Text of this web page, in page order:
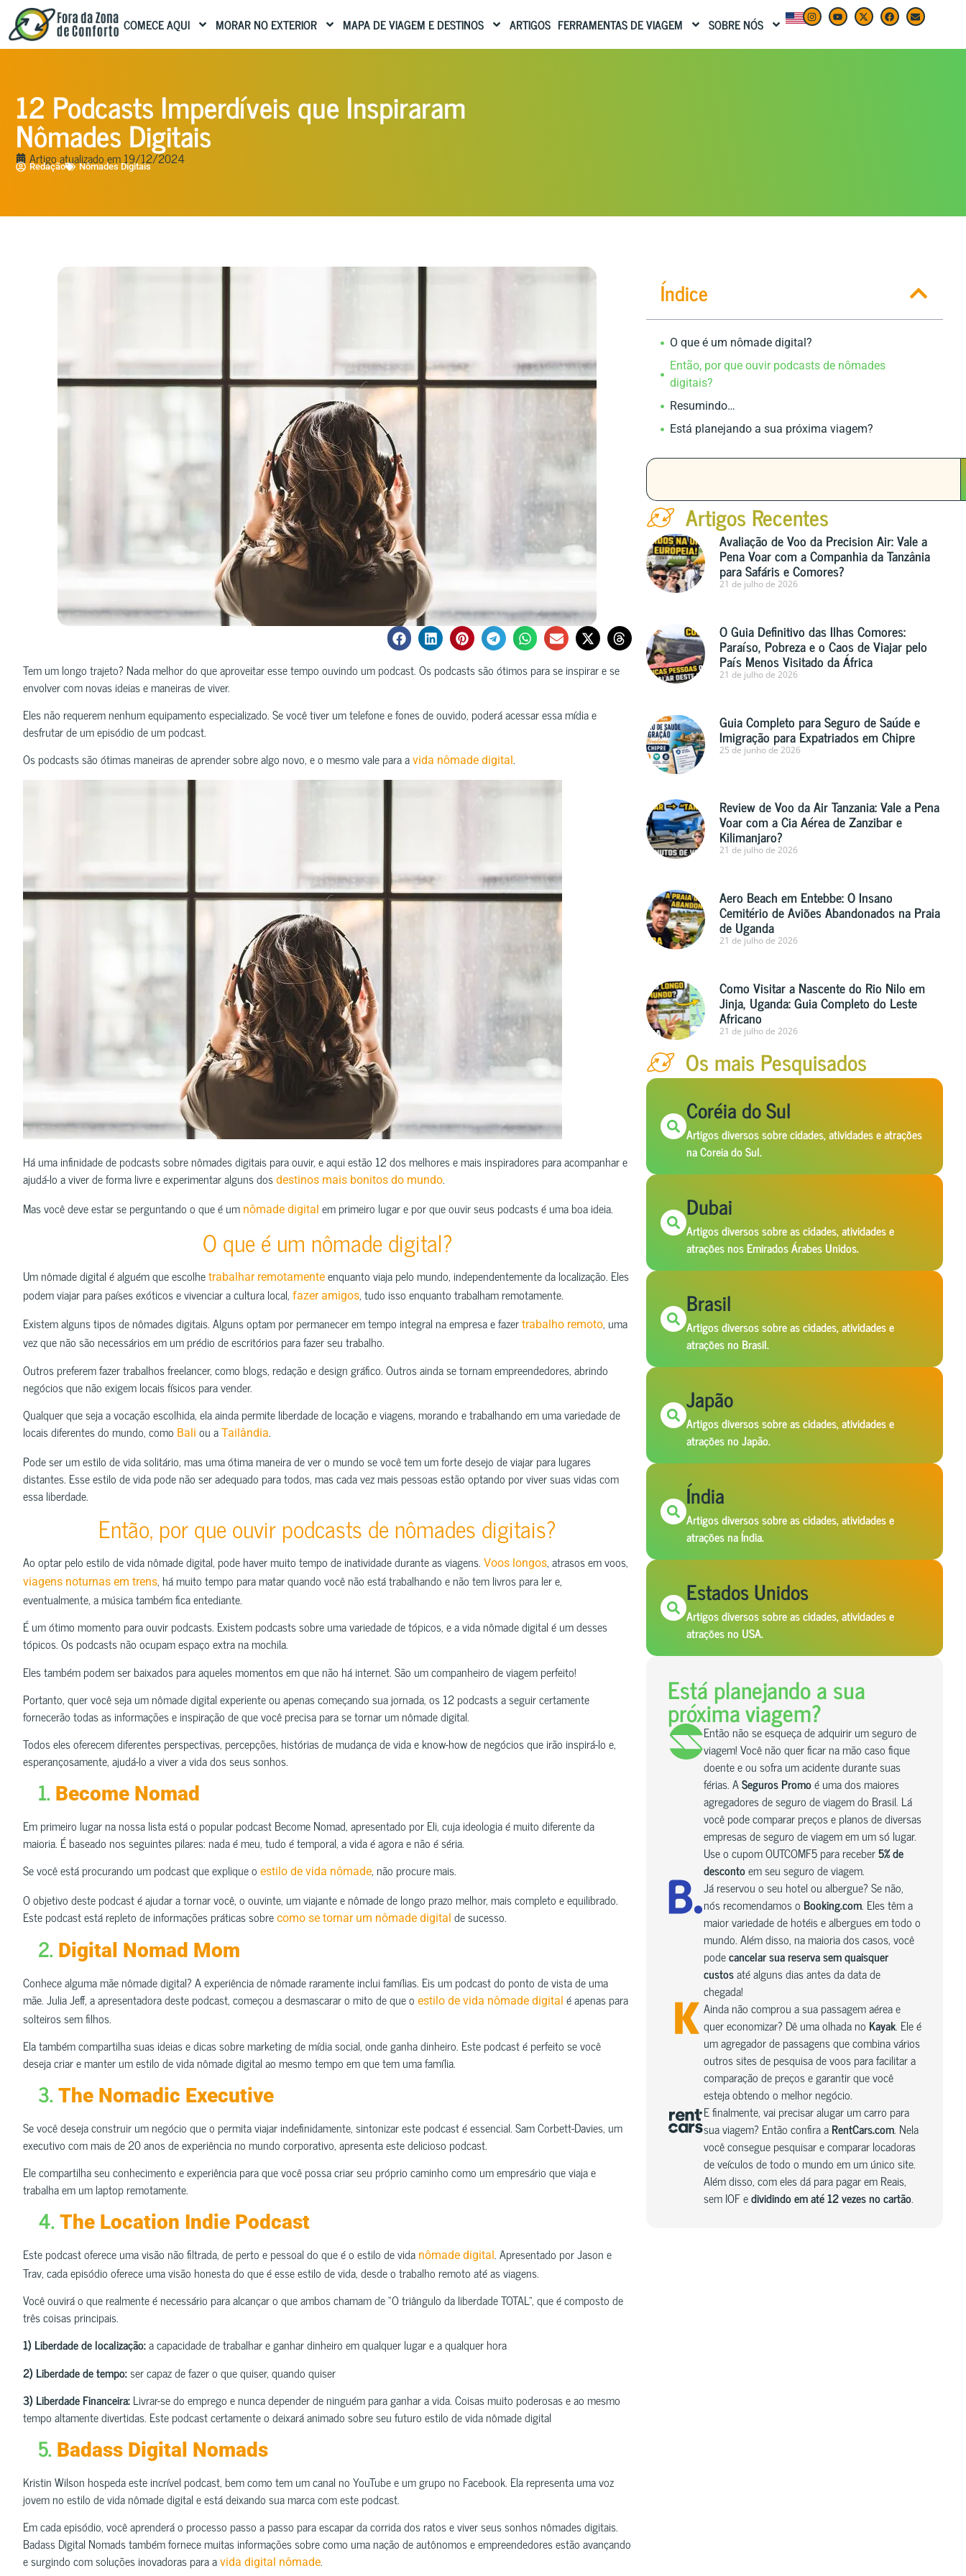
COMECE AQUI MORAR NO EXTERIOR MAPA DE VIAGEM E DESTINOS ARTIGOS FERRAMENTAS DE VIAGEM SOBRE NÓS
12 Podcasts Imperdíveis que Inspiraram
Nômades Digitais
Artigo atualizado em19/12/2024
Redação Nômades Digitais
Tem um longo trajeto? Nada melhor do que aproveitar esse tempo ouvindo um podcast. Os podcasts são ótimos para se inspirar e se
envolver com novas ideias e maneiras de viver.
Eles não requerem nenhum equipamento especializado. Se você tiver um telefone e fones de ouvido, poderá acessar essa mídia e
desfrutar de um episódio de um podcast.
Os podcasts são ótimas maneiras de aprender sobre algo novo, e o mesmo vale para a vida nômade digital .
Há uma infinidade de podcasts sobre nômades digitais para ouvir, e aqui estão 12 dos melhores e mais inspiradores para acompanhar e
ajudá-lo a viver de forma livre e experimentar alguns dos destinos mais bonitos do mundo.
Mas você deve estar se perguntando o que é um nômade digital em primeiro lugar e por que ouvir seus podcasts é uma boa ideia.
O que é um nômade digital?
Um nômade digital é alguém que escolhe trabalhar remotamente enquanto viaja pelo mundo, independentemente da localização. Eles
podem viajar para países exóticos e vivenciar a cultura local, fazer amigos, tudo isso enquanto trabalham remotamente.
Existem alguns tipos de nômades digitais. Alguns optam por permanecer em tempo integral na empresa e fazer trabalho remoto, uma
vez que não são necessários em um prédio de escritórios para fazer seu trabalho.
Outros preferem fazer trabalhos freelancer, como blogs, redação e design gráfico. Outros ainda se tornam empreendedores, abrindo
negócios que não exigem locais físicos para vender.
Qualquer que seja a vocação escolhida, ela ainda permite liberdade de locação e viagens, morando e trabalhando em uma variedade de
locais diferentes do mundo, como Bali ou a Tailândia.
Pode ser um estilo de vida solitário, mas uma ótima maneira de ver o mundo se você tem um forte desejo de viajar para lugares
distantes. Esse estilo de vida pode não ser adequado para todos, mas cada vez mais pessoas estão optando por viver suas vidas com
essa liberdade.
Então, por que ouvir podcasts de nômades digitais?
Ao optar pelo estilo de vida nômade digital, pode haver muito tempo de inatividade durante as viagens. Voos longos, atrasos em voos,
viagens noturnas em trens, há muito tempo para matar quando você não está trabalhando e não tem livros para ler e,
eventualmente, a música também fica entediante.
É um ótimo momento para ouvir podcasts. Existem podcasts sobre uma variedade de tópicos, e a vida nômade digital é um desses
tópicos. Os podcasts não ocupam espaço extra na mochila.
Eles também podem ser baixados para aqueles momentos em que não há internet. São um companheiro de viagem perfeito!
Portanto, quer você seja um nômade digital experiente ou apenas começando sua jornada, os 12 podcasts a seguir certamente
fornecerão todas as informações e inspiração de que você precisa para se tornar um nômade digital.
Todos eles oferecem diferentes perspectivas, percepções, histórias de mudança de vida e know-how de negócios que irão inspirá-lo e,
esperançosamente, ajudá-lo a viver a vida dos seus sonhos.
1. Become Nomad
Em primeiro lugar na nossa lista está o popular podcast Become Nomad, apresentado por Eli, cuja ideologia é muito diferente da
maioria. É baseado nos seguintes pilares: nada é meu, tudo é temporal, a vida é agora e não é séria.
Se você está procurando um podcast que explique o estilo de vida nômade, não procure mais.
O objetivo deste podcast é ajudar a tornar você, o ouvinte, um viajante e nômade de longo prazo melhor, mais completo e equilibrado.
Este podcast está repleto de informações práticas sobre como se tornar um nômade digital de sucesso.
2. Digital Nomad Mom
Conhece alguma mãe nômade digital? A experiência de nômade raramente inclui famílias. Eis um podcast do ponto de vista de uma
mãe. Julia Jeff, a apresentadora deste podcast, começou a desmascarar o mito de que o estilo de vida nômade digital é apenas para
solteiros sem filhos.
Ela também compartilha suas ideias e dicas sobre marketing de mídia social, onde ganha dinheiro. Este podcast é perfeito se você
deseja criar e manter um estilo de vida nômade digital ao mesmo tempo em que tem uma família.
3. The Nomadic Executive
Se você deseja construir um negócio que o permita viajar indefinidamente, sintonizar este podcast é essencial. Sam Corbett-Davies, um
executivo com mais de 20 anos de experiência no mundo corporativo, apresenta este delicioso podcast.
Ele compartilha seu conhecimento e experiência para que você possa criar seu próprio caminho como um empresário que viaja e
trabalha em um laptop remotamente.
4. The Location Indie Podcast
Este podcast oferece uma visão não filtrada, de perto e pessoal do que é o estilo de vida nômade digital. Apresentado por Jason e
Trav, cada episódio oferece uma visão honesta do que é esse estilo de vida, desde o trabalho remoto até as viagens.
Você ouvirá o que realmente é necessário para alcançar o que ambos chamam de “O triângulo da liberdade TOTAL”, que é composto de
três coisas principais.
1) Liberdade de localização:a capacidade de trabalhar e ganhar dinheiro em qualquer lugar e a qualquer hora
2) Liberdade de tempo:ser capaz de fazer o que quiser, quando quiser
3) Liberdade Financeira:Livrar-se do emprego e nunca depender de ninguém para ganhar a vida. Coisas muito poderosas e ao mesmo
tempo altamente divertidas. Este podcast certamente o deixará animado sobre seu futuro estilo de vida nômade digital
5. Badass Digital Nomads
Kristin Wilson hospeda este incrível podcast, bem como tem um canal no YouTube e um grupo no Facebook. Ela representa uma voz
jovem no estilo de vida nômade digital e está deixando sua marca com este podcast.
Em cada episódio, você aprenderá o processo passo a passo para escapar da corrida dos ratos e viver seus sonhos nômades digitais.
Badass Digital Nomads também fornece muitas informações sobre como uma nação de autônomos e empreendedores estão avançando
e surgindo com soluções inovadoras para a vida digital nômade.
Índice
O que é um nômade digital?
Então, por que ouvir podcasts de nômades
digitais?
Resumindo…
Está planejando a sua próxima viagem?
Artigos Recentes
Avaliação de Voo da Precision Air: Vale a
Pena Voar com a Companhia da Tanzânia
para Safáris e Comores?
21 de julho de 2026
O Guia Definitivo das Ilhas Comores:
Paraíso, Pobreza e o Caos de Viajar pelo
País Menos Visitado da África
21 de julho de 2026
Guia Completo para Seguro de Saúde e
Imigração para Expatriados em Chipre
25 de junho de 2026
Review de Voo da Air Tanzania: Vale a Pena
Voar com a Cia Aérea de Zanzibar e
Kilimanjaro?
21 de julho de 2026
Aero Beach em Entebbe: O Insano
Cemitério de Aviões Abandonados na Praia
de Uganda
21 de julho de 2026
Como Visitar a Nascente do Rio Nilo em
Jinja, Uganda: Guia Completo do Leste
Africano
21 de julho de 2026
Os mais Pesquisados
Coréia do Sul
Artigos diversos sobre cidades, atividades e atrações
na Coreia do Sul.
Dubai
Artigos diversos sobre as cidades, atividades e
atrações nos Emirados Árabes Unidos.
Brasil
Artigos diversos sobre as cidades, atividades e
atrações no Brasil.
Japão
Artigos diversos sobre as cidades, atividades e
atrações no Japão.
Índia
Artigos diversos sobre as cidades, atividades e
atrações na Índia.
Estados Unidos
Artigos diversos sobre as cidades, atividades e
atrações no USA.
Está planejando a sua
próxima viagem?
Então não se esqueça de adquirir um seguro de
viagem! Você não quer ficar na mão caso fique
doente e ou sofra um acidente durante suas
férias. ASeguros Promoé uma dos maiores
agregadores de seguro de viagem do Brasil. Lá
você pode comparar preços e planos de diversas
empresas de seguro de viagem em um só lugar.
Use o cupom OUTCOMF5 para receber5% de
descontoem seu seguro de viagem.
Já reservou o seu hotel ou albergue? Se não,
nós recomendamos o Booking.com. Eles têm a
maior variedade de hotéis e albergues em todo o
mundo. Além disso, na maioria dos casos, você
podecancelar sua reserva sem quaisquer
custosaté alguns dias antes da data de
chegada!
Ainda não comprou a sua passagem aérea e
quer economizar? Dê uma olhada no Kayak. Ele é
um agregador de passagens que combina vários
outros sites de pesquisa de voos para facilitar a
comparação de preços e garantir que você
esteja obtendo o melhor negócio.
E finalmente, vai precisar alugar um carro para
sua viagem? Então confira aRentCars.com. Nela
você consegue pesquisar e comparar locadoras
de veículos de todo o mundo em um único site.
Além disso, com eles dá para pagar em Reais,
sem IOF edividindo em até 12 vezes no cartão.